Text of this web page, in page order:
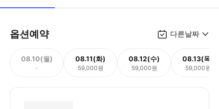
옵션예약 다른날짜
08.10(월)
-
08.11(화)
59,000원
08.12(수)
59,000원
08.13(목)
59,000원